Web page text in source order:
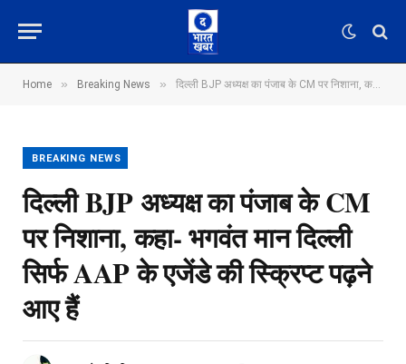
Home » Breaking News » दिल्ली BJP अध्यक्ष का पंजाब के CM पर निशाना, कहा- भगवंत मान दिल्ली सिर्फ AAP के एजेंडे की स्क्रिप्ट पढ़ने आए हैं
BREAKING NEWS
दिल्ली BJP अध्यक्ष का पंजाब के CM
पर निशाना, कहा- भगवंत मान दिल्ली
सिर्फ AAP के एजेंडे की स्क्रिप्ट पढ़ने
आए हैं